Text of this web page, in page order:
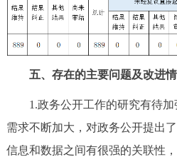
五、存在的主要问题及改进
1.政务公开工作的研究有待加
需求不断加大，对政务公开提出
信息和数据之间有很强的关联性